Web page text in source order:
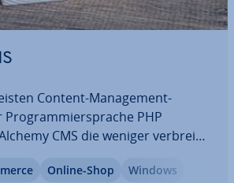
Content-Ma­nage­ment-
Pro­gram­mier­spra­che PHP
CMS die weniger ver­brei­
es auf viele Er­wei­te­run­gen des
Online-Shop Windows